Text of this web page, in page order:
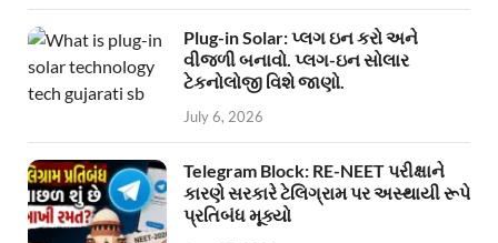
Plug-in Solar: પ્લગ ઇન કરો અને
વીજળી બનાવો. પ્લગ-ઇન સોલાર
ટેકનોલોજી વિશે જાણો.
July 6, 2026
Telegram Block: RE-NEET પરીક્ષાને
કારણે સરકારે ટેલિગ્રામ પર અસ્થાયી રૂપે
પ્રતિબંધ મૂક્યો